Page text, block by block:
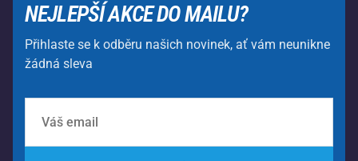
NEJLEPŠÍ AKCE DO MAILU?
Přihlaste se k odběru našich novinek, ať vám neunikne
žádná sleva